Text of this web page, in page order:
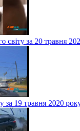
світу за 20 травня
за 19 травня 2020